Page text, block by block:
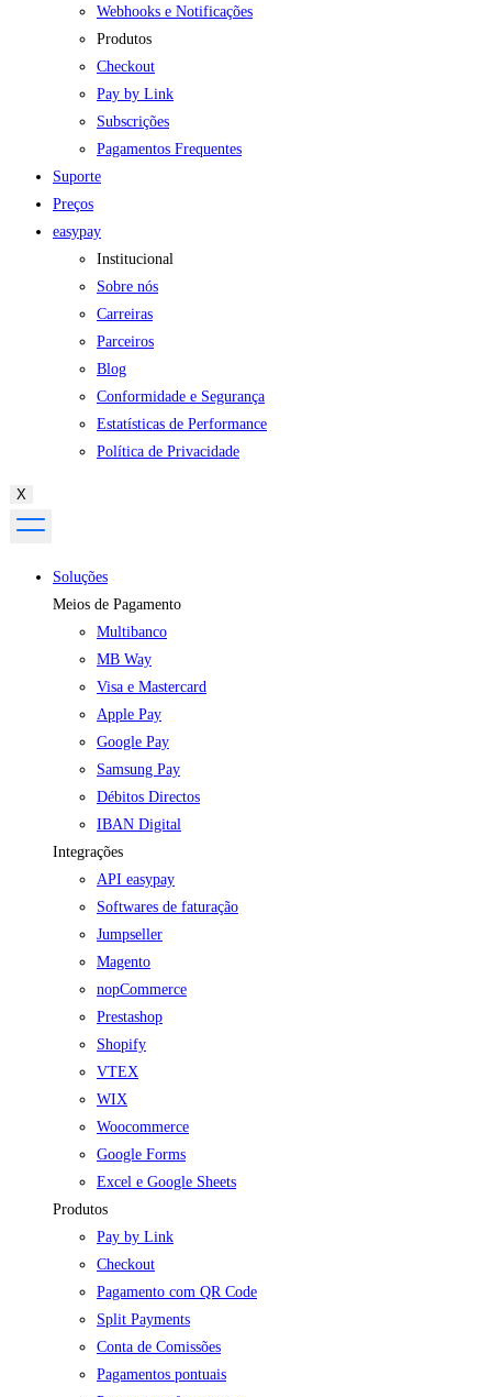
Webhooks e Notificações
Produtos
Checkout
Pay by Link
Subscrições
Pagamentos Frequentes
Suporte
Preços
easypay
Institucional
Sobre nós
Carreiras
Parceiros
Blog
Conformidade e Segurança
Estatísticas de Performance
Política de Privacidade
X
Soluções
Meios de Pagamento
Multibanco
MB Way
Visa e Mastercard
Apple Pay
Google Pay
Samsung Pay
Débitos Directos
IBAN Digital
Integrações
API easypay
Softwares de faturação
Jumpseller
Magento
nopCommerce
Prestashop
Shopify
VTEX
WIX
Woocommerce
Google Forms
Excel e Google Sheets
Produtos
Pay by Link
Checkout
Pagamento com QR Code
Split Payments
Conta de Comissões
Pagamentos pontuais